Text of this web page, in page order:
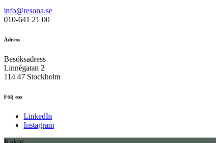
info@resona.se
010-641 21 00
Adress
Besöksadress
Linnégatan 2
114 47 Stockholm
Följ oss
LinkedIn
Instagram